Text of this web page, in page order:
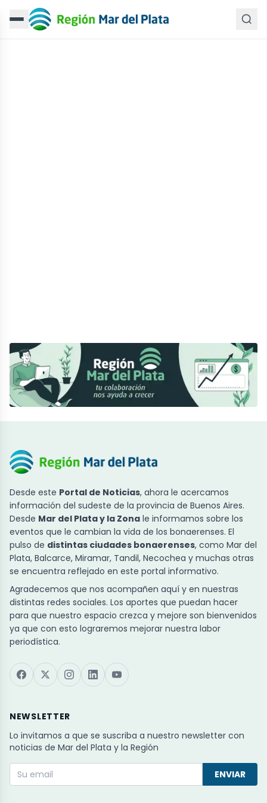
Desde este Portal de Noticias, ahora le acercamos
información del sudeste de la provincia de Buenos Aires.
Desde Mar del Plata y la Zona le informamos sobre los
eventos que le cambian la vida de los bonaerenses. El
pulso de distintas ciudades bonaerenses, como Mar del
Plata, Balcarce, Miramar, Tandil, Necochea y muchas otras
se encuentra reflejado en este portal informativo.
Agradecemos que nos acompañen aquí y en nuestras
distintas redes sociales. Los aportes que puedan hacer
para que nuestro espacio crezca y mejore son bienvenidos
ya que con esto lograremos mejorar nuestra labor
periodística.
NEWSLETTER
Lo invitamos a que se suscriba a nuestro newsletter con
noticias de Mar del Plata y la Región
ENVIAR